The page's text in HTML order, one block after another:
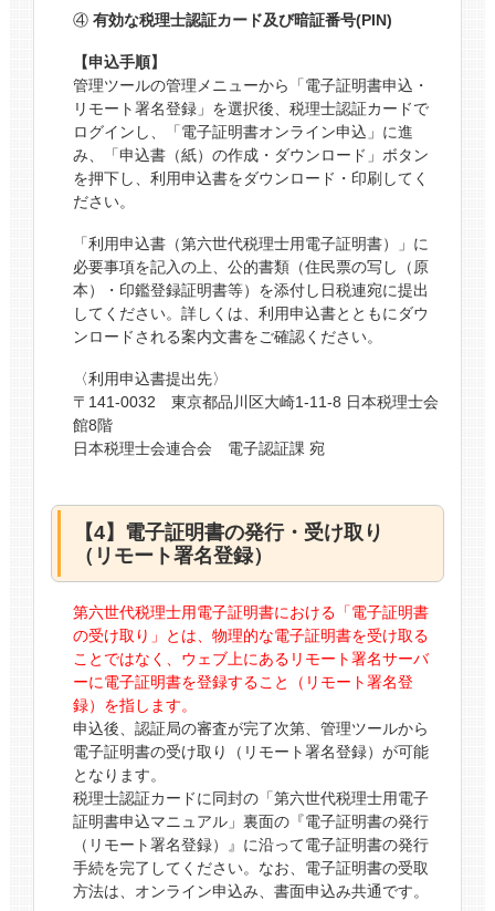
④有効な税理士認証カード及び暗証番号(PIN)
【申込手順】
管理ツールの管理メニューから「電子証明書申込・
リモート署名登録」を選択後、税理士認証カードで
ログインし、「電子証明書オンライン申込」に進
み、「申込書（紙）の作成・ダウンロード」ボタン
を押下し、利用申込書をダウンロード・印刷してく
ださい。
「利用申込書（第六世代税理士用電子証明書）」に
必要事項を記入の上、公的書類（住民票の写し（原
本）・印鑑登録証明書等）を添付し日税連宛に提出
してください。詳しくは、利用申込書とともにダウ
ンロードされる案内文書をご確認ください。
〈利用申込書提出先〉
〒141-0032 東京都品川区大崎1-11-8 日本税理士会
館8階
日本税理士会連合会 電子認証課 宛
【4】電子証明書の発行・受け取り
（リモート署名登録）
第六世代税理士用電子証明書における「電子証明書
の受け取り」とは、物理的な電子証明書を受け取る
ことではなく、ウェブ上にあるリモート署名サーバ
ーに電子証明書を登録すること（リモート署名登
録）を指します。
申込後、認証局の審査が完了次第、管理ツールから
電子証明書の受け取り（リモート署名登録）が可能
となります。
税理士認証カードに同封の「第六世代税理士用電子
証明書申込マニュアル」裏面の『電子証明書の発行
（リモート署名登録）』に沿って電子証明書の発行
手続を完了してください。なお、電子証明書の受取
方法は、オンライン申込み、書面申込み共通です。